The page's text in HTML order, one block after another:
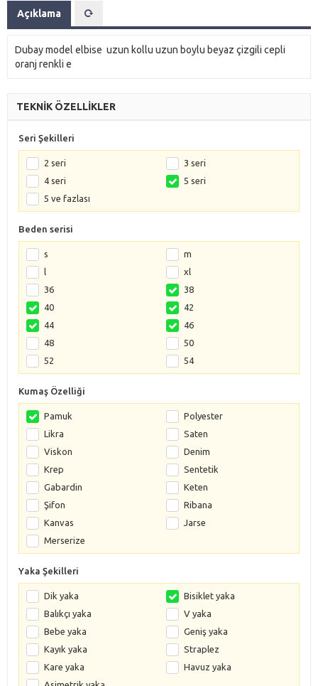
Açıklama
Dubay model elbise uzun kollu uzun boylu beyaz çizgili cepli
oranj renkli e
TEKNİK ÖZELLİKLER
Seri Şekilleri
2 seri
3 seri
4 seri
5 seri
5 ve fazlası
Beden serisi
s
m
l
xl
36
38
40
42
44
46
48
50
52
54
Kumaş Özelliği
Pamuk
Polyester
Likra
Saten
Viskon
Denim
Krep
Sentetik
Gabardin
Keten
Şifon
Ribana
Kanvas
Jarse
Merserize
Yaka Şekilleri
Dik yaka
Bisiklet yaka
Balıkçı yaka
V yaka
Bebe yaka
Geniş yaka
Kayık yaka
Straplez
Kare yaka
Havuz yaka